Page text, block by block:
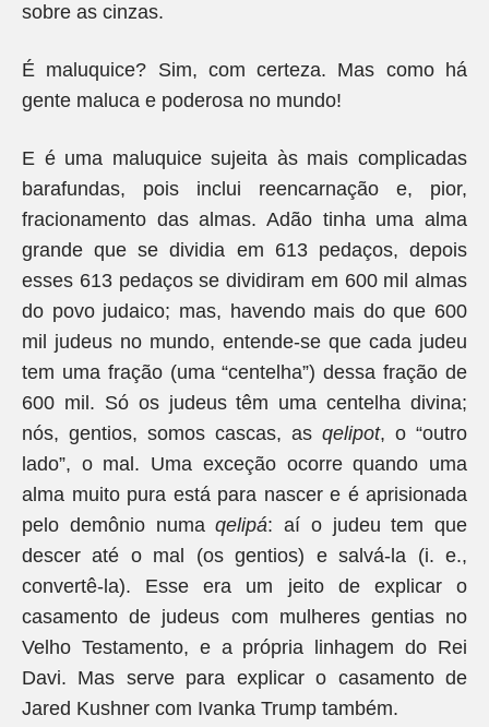
sobre as cinzas.
É maluquice? Sim, com certeza. Mas como há
gente maluca e poderosa no mundo!
E é uma maluquice sujeita às mais complicadas
barafundas, pois inclui reencarnação e, pior,
fracionamento das almas. Adão tinha uma alma
grande que se dividia em 613 pedaços, depois
esses 613 pedaços se dividiram em 600 mil almas
do povo judaico; mas, havendo mais do que 600
mil judeus no mundo, entende-se que cada judeu
tem uma fração (uma “centelha”) dessa fração de
600 mil. Só os judeus têm uma centelha divina;
nós, gentios, somos cascas, as qelipot, o “outro
lado”, o mal. Uma exceção ocorre quando uma
alma muito pura está para nascer e é aprisionada
pelo demônio numaqelipá: aí o judeu tem que
descer até o mal (os gentios) e salvá-la (i. e.,
convertê-la). Esse era um jeito de explicar o
casamento de judeus com mulheres gentias no
Velho Testamento, e a própria linhagem do Rei
Davi. Mas serve para explicar o casamento de
Jared Kushner com Ivanka Trump também.